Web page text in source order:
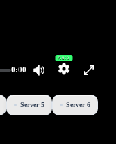
0:00
Auto
Server 5 Server 6